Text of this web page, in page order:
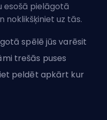
esošā pielāgotā
noklikšķiniet uz tās.
spēlē jūs varēsit
trešās puses
peldēt apkārt kur